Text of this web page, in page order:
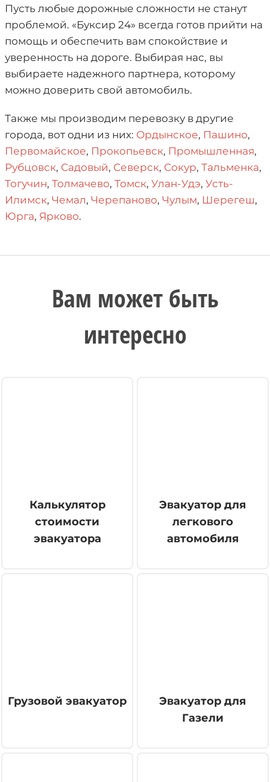
Пусть любые дорожные сложности не станут
проблемой. «Буксир 24» всегда готов прийти на
помощь и обеспечить вам спокойствие и
уверенность на дороге. Выбирая нас, вы
выбираете надежного партнера, которому
можно доверить свой автомобиль.
Также мы производим перевозку в другие
города, вот одни из них: Ордынское, Пашино,
Первомайское, Прокопьевск, Промышленная,
Рубцовск, Садовый, Северск, Сокур, Тальменка,
Тогучин, Толмачево, Томск, Улан-Удэ, Усть-
Илимск, Чемал, Черепаново, Чулым, Шерегеш,
Юрга, Ярково.
Вам может быть
интересно
Калькулятор
стоимости
эвакуатора
Эвакуатор для
легкового
автомобиля
Грузовой эвакуатор
Эвакуатор для
Газели